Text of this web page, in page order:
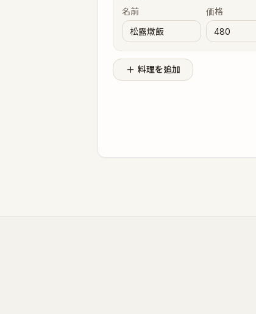
名前
価格
料理を追加